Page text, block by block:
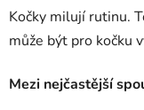
Kočky milují rutinu.
může být pro kočku
Mezi nejčastější